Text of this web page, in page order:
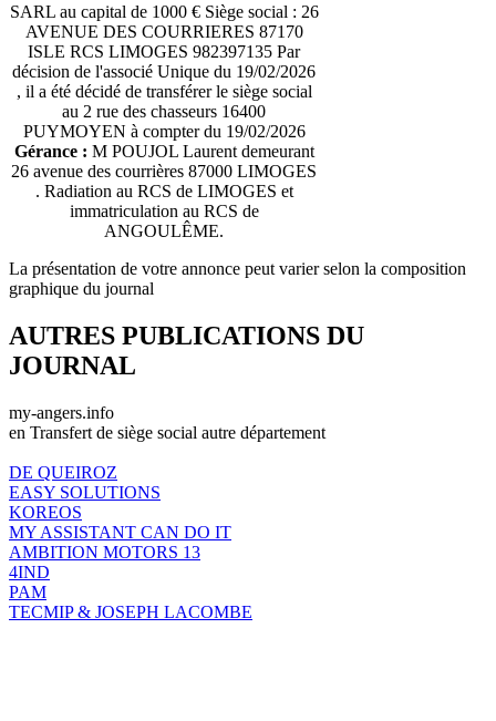
SARL au capital de 1000 € Siège social : 26
AVENUE DES COURRIERES 87170
ISLE RCS LIMOGES 982397135 Par
décision de l'associé Unique du 19/02/2026
, il a été décidé de transférer le siège social
au 2 rue des chasseurs 16400
PUYMOYEN à compter du 19/02/2026
Gérance : M POUJOL Laurent demeurant
26 avenue des courrières 87000 LIMOGES
. Radiation au RCS de LIMOGES et
immatriculation au RCS de
ANGOULÊME.
La présentation de votre annonce peut varier selon la composition
graphique du journal
AUTRES PUBLICATIONS DU
JOURNAL
my-angers.info
en Transfert de siège social autre département
DE QUEIROZ
EASY SOLUTIONS
KOREOS
MY ASSISTANT CAN DO IT
AMBITION MOTORS 13
4IND
PAM
TECMIP & JOSEPH LACOMBE